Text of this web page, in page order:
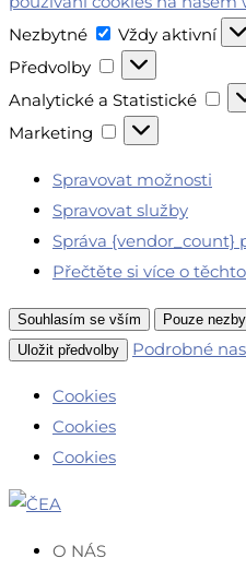
Nezbytné
Nezbytné
Vždy aktivní
Předvolby
Předvolby
Analytické a Statistické
Marketing Marketing
Spravovat možnosti
Spravovat služby
Správa {vendor_count}
Přečtěte si více o
Souhlasím se vším Pouze
Uložit předvolby
Podrobné
Cookies
Cookies
Cookies
O NÁS